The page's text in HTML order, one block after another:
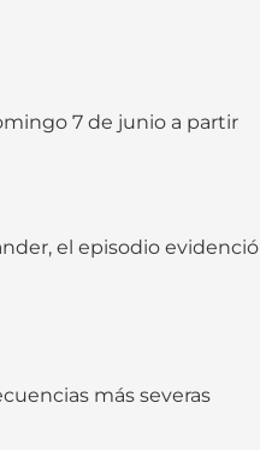
7 de junio a partir
el episodio evidenció
más severas